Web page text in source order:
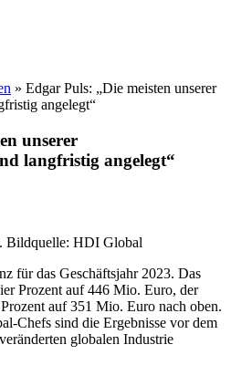
» Edgar Puls: „Die meisten unserer
angelegt“
unserer
langfristig angelegt“
Bildquelle: HDI Global
für das Geschäftsjahr 2023. Das
Prozent auf 446 Mio. Euro, der
auf 351 Mio. Euro nach oben.
Chefs sind die Ergebnisse vor dem
globalen Industrie